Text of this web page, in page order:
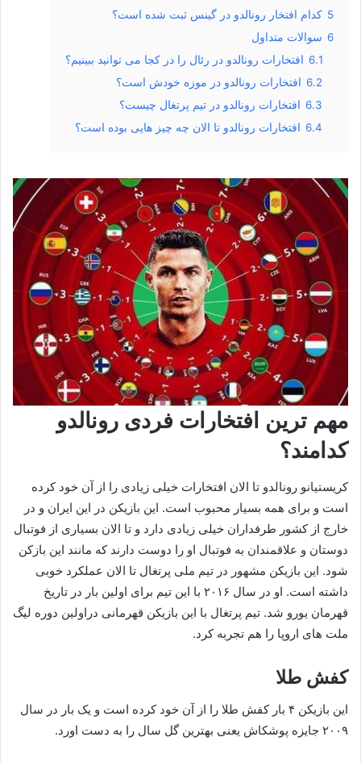
5 کدام افتخار رونالدو در گینس ثبت شده است؟
6 سوالات متداول
6.1 افتخارات رونالدو در رئال را در کجا می توانید ببینیم؟
6.2 افتخارات رونالدو در موزه خودش است؟
6.3 افتخارات رونالدو در تیم پرتغال چیست؟
6.4 افتخارات رونالدو تا الان چه چیز هایی بوده است؟
مهم ترین افتخارات فردی رونالدو
کدامند؟
کریستیانو رونالدو تا الان افتخارات خیلی زیادی را از آن خود کرده
است و برای همه بسیار محبوب است. این بازیکن در این ایران و در
خارج از کشور طرفداران خیلی زیادی دارد و تا الان بسیاری از فوتبال
دوستان و علاقمندان به فوتبال او را دوست دارند که مانند این بازکن
شود. این بازیکن مشهور در تیم ملی پرتغال تا الان عملکرد خوبی
داشته است. او در سال ۲۰۱۶ با این تیم برای اولین بار در تاریخ
قهرمان یورو شد. تیم پرتغال با این بازیکن قهرمانی دراولین دوره لیگ
ملت های اروپا را هم تجربه کرد.
کفش طلا
این بازیکن ۴ بار کفش طلا را از آن خود کرده است و یک بار در سال
۲۰۰۹ جایزه پوشکاش یعنی بهترین گل سال را به دست اورد.